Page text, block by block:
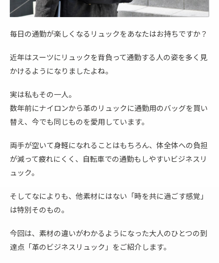
毎日の通勤が楽しくなるリュックをあなたはお持ちですか？
近年はスーツにリュックを背負って通勤する人の姿を多く見
かけるようになりましたよね。
実は私もその一人。
数年前にナイロンから革のリュックに通勤用のバッグを買い
替え、今でも同じものを愛用しています。
両手が空いて身軽になれることはもちろん、体全体への負担
が減って疲れにくく、自転車での通勤もしやすいビジネスリ
ュック。
そしてなによりも、他素材にはない「時を共に過ごす感覚」
は特別そのもの。
今回は、素材の違いがわかるようになった大人のひとつの到
達点「革のビジネスリュック」をご紹介します。